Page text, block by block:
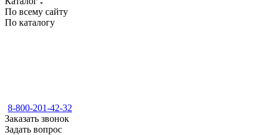
По всему сайту
По каталогу
8-800-201-42-32
Заказать звонок
Задать вопрос